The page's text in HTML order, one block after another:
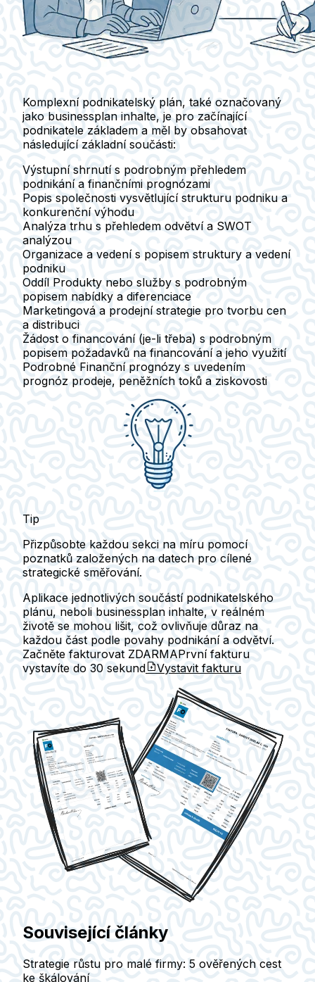
Komplexní podnikatelský plán, také označovaný
jako businessplan inhalte, je pro začínající
podnikatele základem a měl by obsahovat
následující základní součásti:
Výstupní shrnutís podrobným přehledem
podnikání a finančními prognózami
Popis společnosti vysvětlující strukturu podniku a
konkurenční výhodu
Analýza trhu s přehledem odvětví a SWOT
analýzou
Organizace a vedenís popisem struktury a vedení
podniku
Oddíl Produkty nebo služby s podrobným
popisem nabídky a diferenciace
Marketingová a prodejní strategie pro tvorbu cen
a distribuci
Žádost o financování(je-li třeba) s podrobným
popisem požadavků na financování a jeho využití
Podrobné Finanční prognózy s uvedením
prognóz prodeje, peněžních toků a ziskovosti
Tip
Přizpůsobte každou sekci na míru pomocí
poznatků založených na datech pro cílené
strategické směřování.
Aplikace jednotlivých součástí podnikatelského
plánu, neboli businessplan inhalte, v reálném
životě se mohou lišit, což ovlivňuje důraz na
každou část podle povahy podnikání a odvětví.
Začněte fakturovat ZDARMAPrvní fakturu
vystavíte do 30 sekund Vystavit fakturu
Související články
Strategie růstu pro malé firmy: 5 ověřených cest
ke škálování